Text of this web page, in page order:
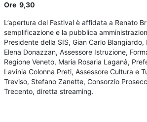
Ore 9,30
L’apertura del Festival è affidata a Renato
semplificazione e la pubblica
Presidente della SIS, Gian Carlo
Elena Donazzan, Assessore Istruzione,
Regione Veneto, Maria Rosaria Laganà,
Lavinia Colonna Preti, Assessore Cultura e
Treviso, Stefano Zanette, Consorzio
Trecento, diretta streaming.